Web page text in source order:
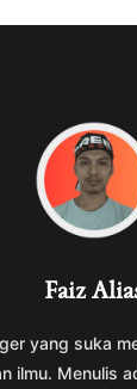
Faiz
yang suka
ilmu. Menulis